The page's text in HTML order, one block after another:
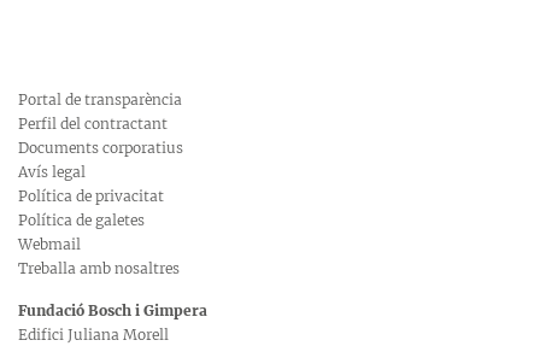
Portal de transparència
Perfil del contractant
Documents corporatius
Avís legal
Política de privacitat
Política de galetes
Webmail
Treballa amb nosaltres
Fundació Bosch i Gimpera
Edifici Juliana Morell